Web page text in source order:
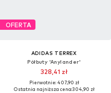
OFERTA
ADIDAS TERREX
Półbuty 'Anylander'
328,41 zł
Pierwotnie: 407,90 zł
Ostatnia najniższa cena:304,90 zł